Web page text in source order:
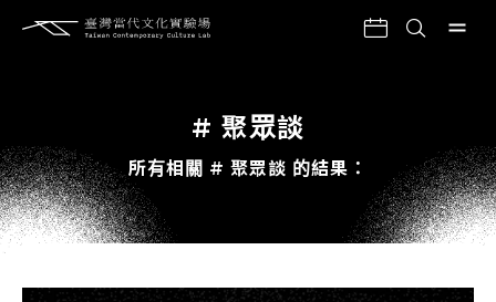
# 聚眾談
所有相關 # 聚眾談 的結果：